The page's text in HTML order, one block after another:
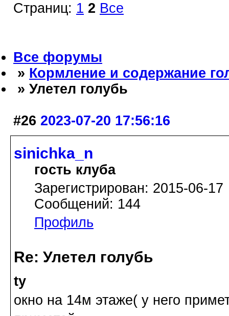
Страниц: 1 2 Все
Все форумы
» Кормление и содержание
» Улетел голубь
#26 2023-07-20 17:56:16
sinichka_n
гость клуба
Зарегистрирован: 2015-06-17
Сообщений: 144
Профиль
Re: Улетел голубь
ty
окно на 14м этаже( у него